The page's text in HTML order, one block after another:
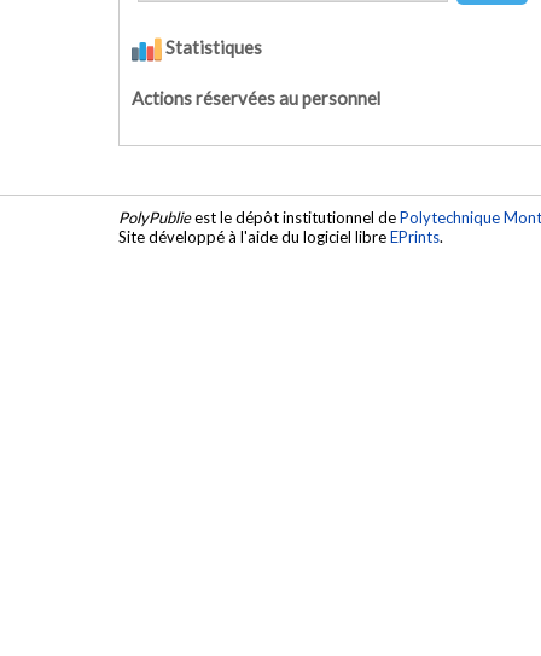
Statistiques
Actions réservées au personnel
PolyPublieest le dépôt institutionnel dePolytechnique
Site développé à l'aide du logiciel libreEPrints.